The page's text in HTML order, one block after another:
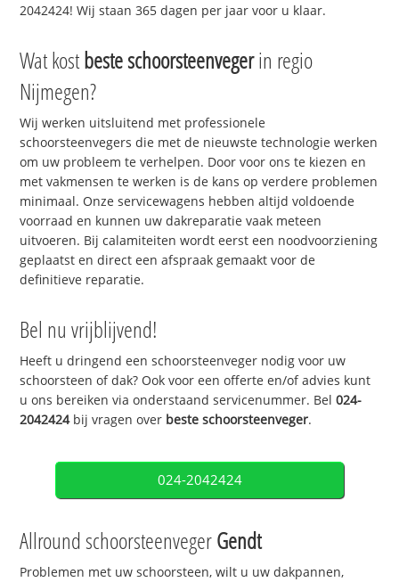
2042424! Wij staan 365 dagen per jaar voor u klaar.
Wat kostbeste schoorsteenvegerin regio
Nijmegen?
Wij werken uitsluitend met professionele
schoorsteenvegers die met de nieuwste technologie werken
om uw probleem te verhelpen. Door voor ons te kiezen en
met vakmensen te werken is de kans op verdere problemen
minimaal. Onze servicewagens hebben altijd voldoende
voorraad en kunnen uw dakreparatie vaak meteen
uitvoeren. Bij calamiteiten wordt eerst een noodvoorziening
geplaatst en direct een afspraak gemaakt voor de
definitieve reparatie.
Bel nu vrijblijvend!
Heeft u dringend een schoorsteenveger nodig voor uw
schoorsteen of dak? Ook voor een offerte en/of advies kunt
u ons bereiken via onderstaand servicenummer. Bel024-
2042424bij vragen over beste schoorsteenveger.
024-2042424
Allround schoorsteenvegerGendt
Problemen met uw schoorsteen, wilt u uw dakpannen,